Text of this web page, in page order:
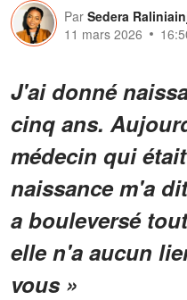
Par Sedera
11 mars 2026
J'ai donné
cinq ans.
médecin qui
naissance m'a
a bouleversé
elle n'a aucun
vous »